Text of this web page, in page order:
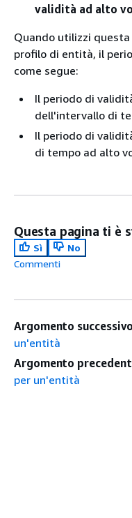
validità ad alto
Quando utilizzi questa
profilo di entità, il
come segue:
Il periodo di
dell'intervallo di
Il periodo di
di tempo ad alto
Questa pagina ti è
Sì
No
Commenti
Argomento
un'entità
Argomento
per un'entità